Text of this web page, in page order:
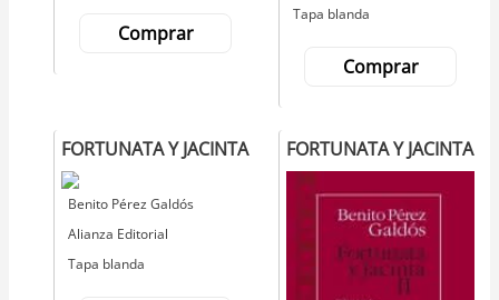
Comprar
Tapa blanda
Comprar
FORTUNATA Y JACINTA
Autor
Benito Pérez Galdós
Editorial
Alianza Editorial
Tapa blanda
FORTUNATA Y JACINTA